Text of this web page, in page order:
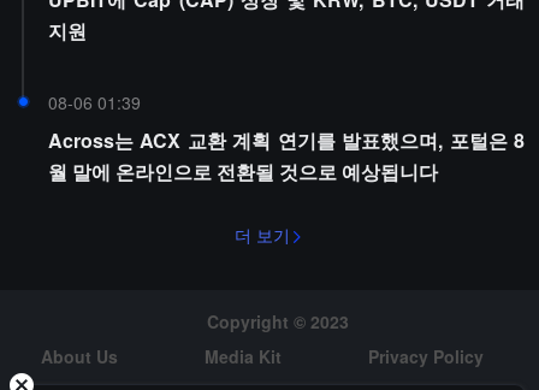
지원
08-06 01:39
Across는 ACX 교환 계획 연기를 발표했으며, 포털은 8
월 말에 온라인으로 전환될 것으로 예상됩니다
더 보기
Copyright © 2023
About Us
Media Kit
Privacy Policy